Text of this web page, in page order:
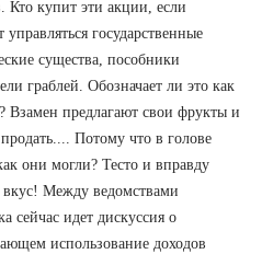
Кто купит эти акции, если
государственные
существа, пособники
граблей. Обозначает ли это как
Взамен предлагают свои фрукты и
Потому что в голове
они могли? Тесто и вправду
вкус! Между ведомствами
сейчас идет дискуссия о
использование доходов